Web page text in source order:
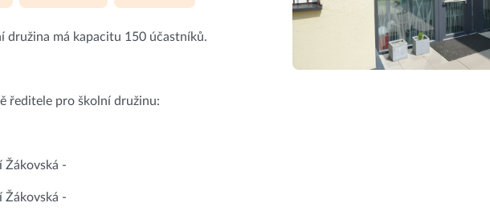
družina má kapacitu 150 účastníků.
ředitele pro školní družinu:
Žákovská -
Žákovská -